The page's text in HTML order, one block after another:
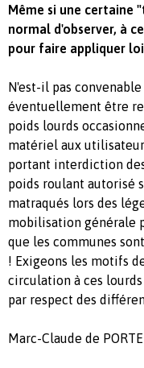
Même si une certaine
normal d'observer, à
pour faire appliquer
N'est-il pas
éventuellement être
poids lourds
matériel aux
portant interdiction
poids roulant autorisé
matraqués lors des
mobilisation générale
que les communes
! Exigeons les motifs
circulation à ces
par respect des
Marc-Claude de